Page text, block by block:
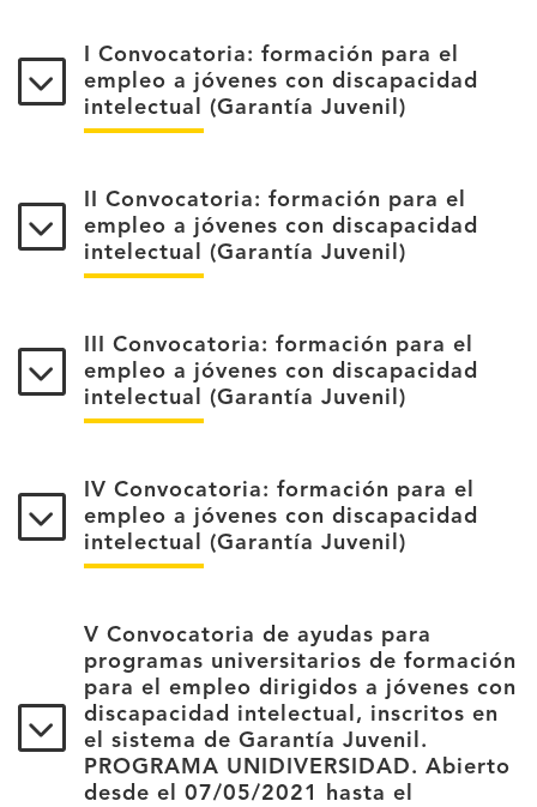
I Convocatoria: formación para el
empleo a jóvenes con discapacidad
intelectual (Garantía Juvenil)
II Convocatoria: formación para el
empleo a jóvenes con discapacidad
intelectual (Garantía Juvenil)
III Convocatoria: formación para el
empleo a jóvenes con discapacidad
intelectual (Garantía Juvenil)
IV Convocatoria: formación para el
empleo a jóvenes con discapacidad
intelectual (Garantía Juvenil)
V Convocatoria de ayudas para
programas universitarios de formación
para el empleo dirigidos a jóvenes con
discapacidad intelectual, inscritos en
el sistema de Garantía Juvenil.
PROGRAMA UNIDIVERSIDAD. Abierto
desde el 07/05/2021 hasta el